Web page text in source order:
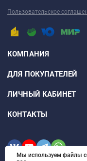
Пользовательское
КОМПАНИЯ
ДЛЯ ПОКУПАТЕЛЕЙ
ЛИЧНЫЙ КАБИНЕТ
КОНТАКТЫ
Мы используем файлы